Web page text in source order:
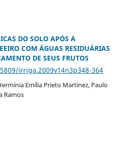
DO SOLO APÓS A
COM ÁGUAS RESIDUÁRIAS
DE SEUS FRUTOS
irriga.2009v14n3p348-364
Emília Prieto Martinez, Paulo
Ramos